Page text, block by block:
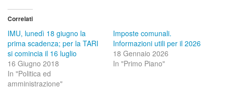
Correlati
IMU, lunedì 18 giugno la
prima scadenza; per la TARI
si comincia il 16 luglio
16 Giugno 2018
In "Politica ed
amministrazione"
Imposte comunali.
Informazioni utili per il 2026
18 Gennaio 2026
In "Primo Piano"